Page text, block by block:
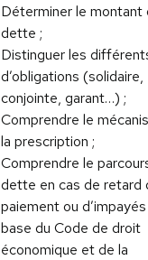
Déterminer le montant
dette ;
Distinguer les
d’obligations (solidaire,
conjointe, garant…) ;
Comprendre le
la prescription ;
Comprendre le
dette en cas de retard
paiement ou
base du Code de droit
économique et de la